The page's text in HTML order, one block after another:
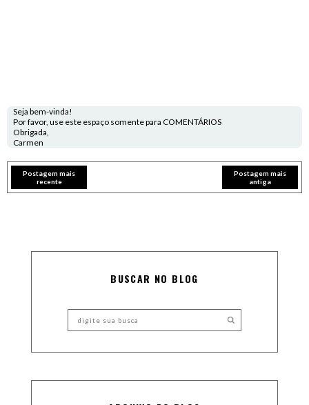
Seja bem-vinda!
Por favor, use este espaço somente para COMENTÁRIOS
Obrigada,
Carmen
Postagem mais
recente
Postagem mais
antiga
BUSCAR NO BLOG